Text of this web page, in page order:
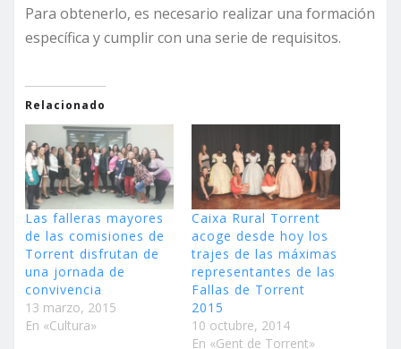
Para obtenerlo, es necesario realizar una formación
específica y cumplir con una serie de requisitos.
Relacionado
Las falleras mayores
de las comisiones de
Torrent disfrutan de
una jornada de
convivencia
13 marzo, 2015
En «Cultura»
Caixa Rural Torrent
acoge desde hoy los
trajes de las máximas
representantes de las
Fallas de Torrent
2015
10 octubre, 2014
En «Gent de Torrent»